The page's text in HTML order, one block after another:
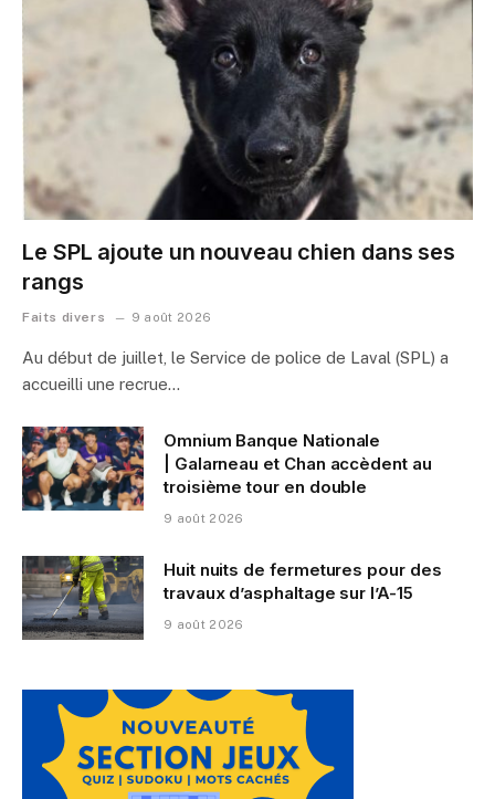
Le SPL ajoute un nouveau chien dans ses
rangs
Faits divers 9 août 2026
Au début de juillet, le Service de police de Laval (SPL) a
accueilli une recrue…
Omnium Banque Nationale
| Galarneau et Chan accèdent au
troisième tour en double
9 août 2026
Huit nuits de fermetures pour des
travaux d’asphaltage sur l’A-15
9 août 2026